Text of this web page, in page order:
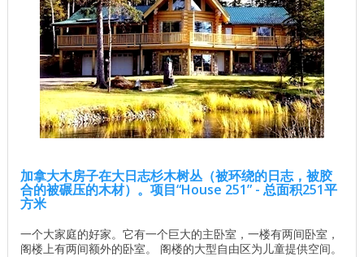
加拿大木房子在大日志杉木树丛（被环绕的日志，被胶
合的被碾压的木材）。项目“House 251” - 总面积251平
方米
一个大家庭的好家。它有一个巨大的主卧室，一楼有两间卧室，
阁楼上有两间额外的卧室。 阁楼的大型自由区为儿童提供空间。